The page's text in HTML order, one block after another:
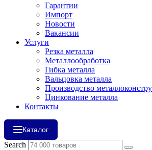
Гарантии
Импорт
Новости
Вакансии
Услуги
Резка металла
Металлообработка
Гибка металла
Вальцовка металла
Производство
Цинкование металла
Контакты
Каталог
Search